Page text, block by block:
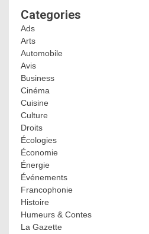
Categories
Ads
Arts
Automobile
Avis
Business
Cinéma
Cuisine
Culture
Droits
Écologies
Économie
Énergie
Événements
Francophonie
Histoire
Humeurs & Contes
La Gazette